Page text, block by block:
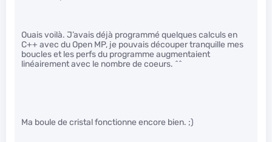
Ouais voilà. J’avais déjà programmé quelques calculs en
C++ avec du Open MP, je pouvais découper tranquille mes
boucles et les perfs du programme augmentaient
linéairement avec le nombre de coeurs. ^^
Ma boule de cristal fonctionne encore bien. ;)